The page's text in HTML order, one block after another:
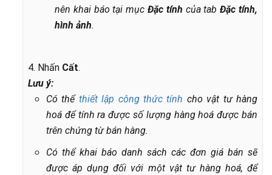
nên khai báo tại mục Đặc tính của tabĐặc tính,
hình ảnh.
4. Nhấn Cất.
Lưu ý:
Có thể thiết lập công thức tính cho vật tư hàng
hoá để tính ra được số lượng hàng hoá được bán
trên chứng từ bán hàng.
Có thể khai báo danh sách các đơn giá bán sẽ
được áp dụng đối với một vật tư hàng hoá, để